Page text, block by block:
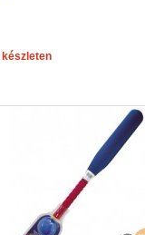
készleten